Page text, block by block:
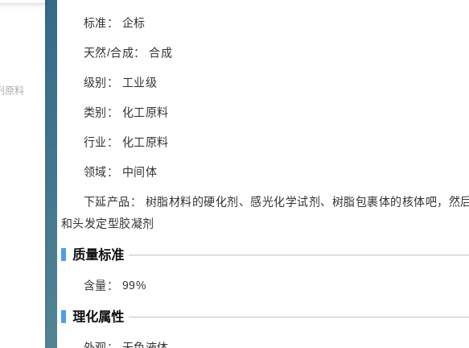
标准： 企标
天然/合成： 合成
级别： 工业级
类别： 化工原料
行业： 化工原料
领域： 中间体
下延产品： 树脂材料的硬化剂、感光化学试剂、树脂包裹体的核体吧，然
和头发定型胶凝剂
质量标准
含量： 99%
理化属性
原料
1
浏览量 - 10w+
2021-05-25
浏览量 - 5.51w
145 3
2021-07-07
29 4 N-羟甲基丙烯酰胺 98% NMA
浏览量 - 1.98w